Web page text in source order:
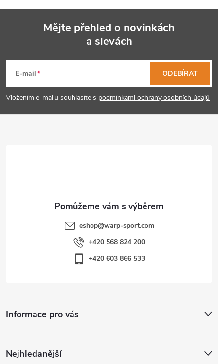
y
ý
p
p
a
Mějte přehled o novinkách
a slevách
E-mail
Vložením e-mailu souhlasíte s podmínkami ochrany osobních údajů
ODEBÍRAT
eshop@warp-sport.com
+420 568 824 200
+420 603 866 533
Informace pro vás
Nejhledanější